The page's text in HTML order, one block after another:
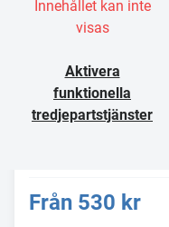
Innehållet kan inte
visas
Aktivera
funktionella
tredjepartstjänster
Från 530 kr